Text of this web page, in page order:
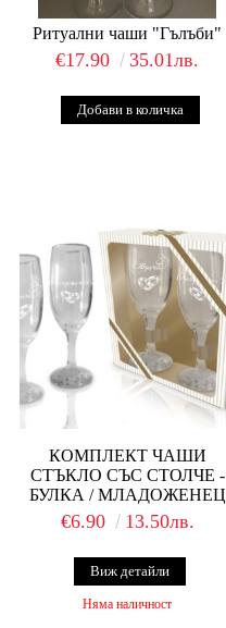
Ритуални чаши "Гълъби"
€17.90 35.01лв.
КОМПЛЕКТ ЧАШИ
СТЪКЛО СЪС СТОЛЧЕ -
БУЛКА / МЛАДОЖЕНЕЦ
€6.90 13.50лв.
Виж детайли
Няма наличност